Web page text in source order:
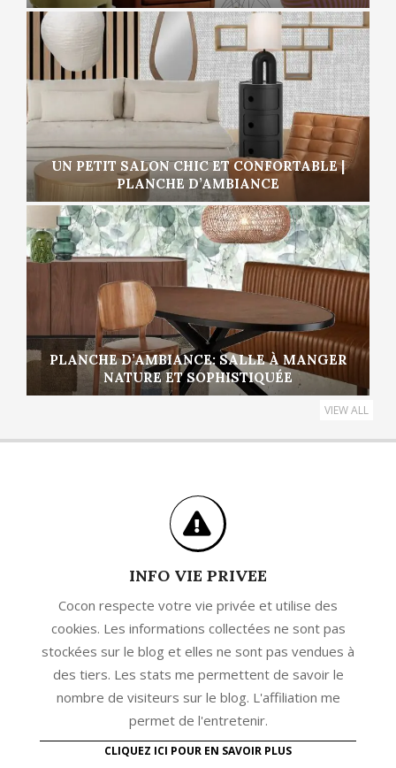
UN PETIT SALON CHIC ET CONFORTABLE |
PLANCHE D’AMBIANCE
PLANCHE D’AMBIANCE: SALLE À MANGER
NATURE ET SOPHISTIQUÉE
VIEW ALL
INFO VIE PRIVEE
Cocon respecte votre vie privée et utilise des
cookies. Les informations collectées ne sont pas
stockées sur le blog et elles ne sont pas vendues à
des tiers. Les stats me permettent de savoir le
nombre de visiteurs sur le blog. L'affiliation me
permet de l'entretenir.
CLIQUEZ ICI POUR EN SAVOIR PLUS